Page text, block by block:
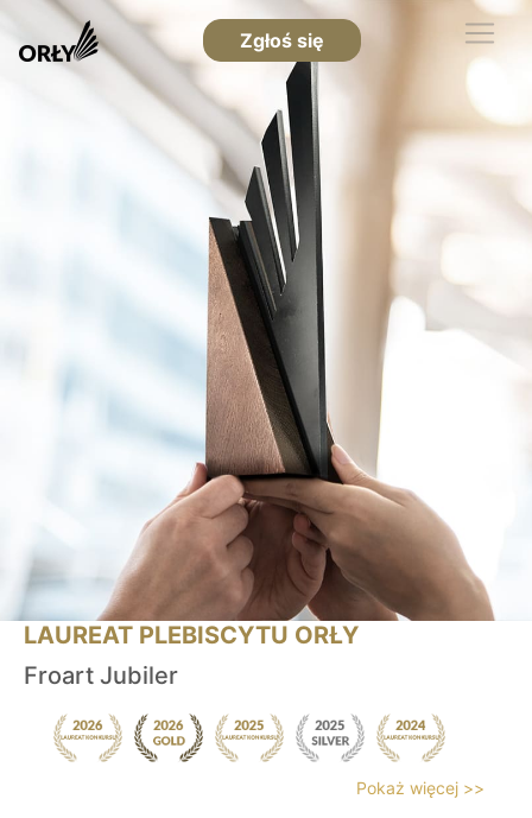
Zgłoś się
LAUREAT PLEBISCYTU ORŁY
Froart Jubiler
Pokaż więcej >>